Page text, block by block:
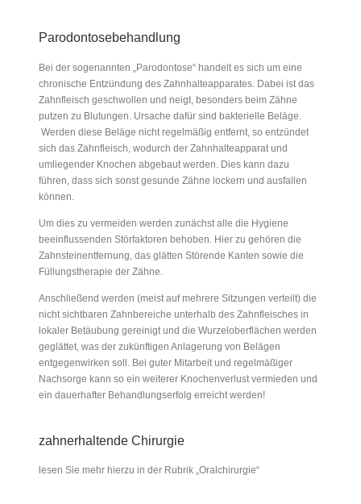
Parodontosebehandlung
Bei der sogenannten „Parodontose“ handelt es sich um eine
chronische Entzündung des Zahnhalteapparates. Dabei ist das
Zahnfleisch geschwollen und neigt, besonders beim Zähne
putzen zu Blutungen. Ursache dafür sind bakterielle Beläge.
Werden diese Beläge nicht regelmäßig entfernt, so entzündet
sich das Zahnfleisch, wodurch der Zahnhalteapparat und
umliegender Knochen abgebaut werden. Dies kann dazu
führen, dass sich sonst gesunde Zähne lockern und ausfallen
können.
Um dies zu vermeiden werden zunächst alle die Hygiene
beeinflussenden Störfaktoren behoben. Hier zu gehören die
Zahnsteinentfernung, das glätten Störende Kanten sowie die
Füllungstherapie der Zähne.
Anschließend werden (meist auf mehrere Sitzungen verteilt) die
nicht sichtbaren Zahnbereiche unterhalb des Zahnfleisches in
lokaler Betäubung gereinigt und die Wurzeloberflächen werden
geglättet, was der zukünftigen Anlagerung von Belägen
entgegenwirken soll. Bei guter Mitarbeit und regelmäßiger
Nachsorge kann so ein weiterer Knochenverlust vermieden und
ein dauerhafter Behandlungserfolg erreicht werden!
zahnerhaltende Chirurgie
lesen Sie mehr hierzu in der Rubrik „Oralchirurgie“